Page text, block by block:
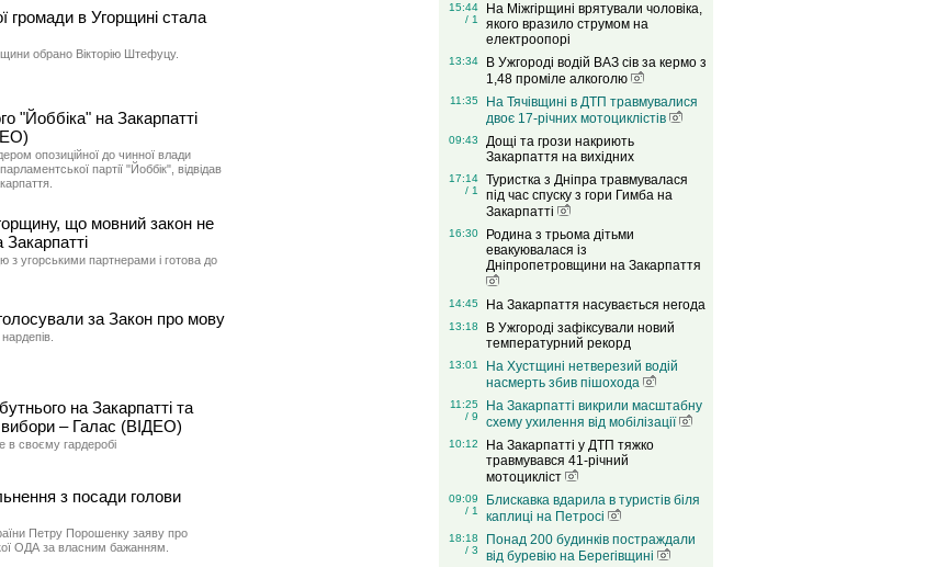
громади в Угорщині стала
обрано Вікторію Штефуцу.
"Йоббіка" на Закарпатті
опозиційної до чинної влади
партії "Йоббік", відвідав
що мовний закон не
з угорськими партнерами і готова до
за Закон про мову
на Закарпатті та
вибори – Галас (ВІДЕО)
в своєму гардеробі
з посади голови
Петру Порошенку заяву про
ОДА за власним бажанням.
15:44
/ 1
На Міжгірщині врятували чоловіка,
якого вразило струмом на
електроопорі
13:34
В Ужгороді водій ВАЗ сів за кермо з
1,48 проміле алкоголю
11:35
На Тячівщині в ДТП травмувалися
двоє 17-річних мотоциклістів
09:43
Дощі та грози накриють
Закарпаття на вихідних
17:14
/ 1
Туристка з Дніпра травмувалася
під час спуску з гори Гимба на
Закарпатті
16:30
Родина з трьома дітьми
евакуювалася із
Дніпропетровщини на Закарпаття
14:45 На Закарпаття насувається негода
13:18
В Ужгороді зафіксували новий
температурний рекорд
13:01
На Хустщині нетверезий водій
насмерть збив пішохода
11:25
/ 9
На Закарпатті викрили масштабну
схему ухилення від мобілізації
10:12
На Закарпатті у ДТП тяжко
травмувався 41-річний
мотоцикліст
09:09
/ 1
Блискавка вдарила в туристів біля
каплиці на Петросі
18:18
/ 3
Понад 200 будинків постраждали
від буревію на Берегівщині